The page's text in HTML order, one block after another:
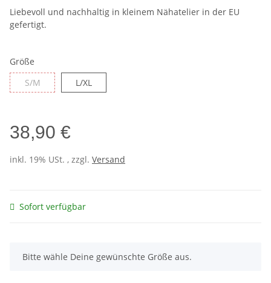
Liebevoll und nachhaltig in kleinem Nähatelier in der EU
gefertigt.
Größe
S/M S/M L/XL
38,90 €
inkl. 19% USt. , zzgl. Versand
Sofort verfügbar
x
Bitte wähle Deine gewünschte Größe aus.